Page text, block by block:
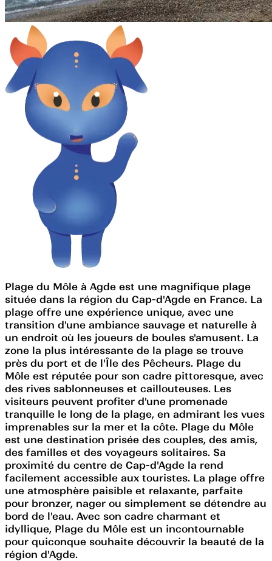
Plage du Môle à Agde est une magnifique plage
située dans la région du Cap-d'Agde en France. La
plage offre une expérience unique, avec une
transition d'une ambiance sauvage et naturelle à
un endroit où les joueurs de boules s'amusent. La
zone la plus intéressante de la plage se trouve
près du port et de l'Île des Pêcheurs. Plage du
Môle est réputée pour son cadre pittoresque, avec
des rives sablonneuses et caillouteuses. Les
visiteurs peuvent profiter d'une promenade
tranquille le long de la plage, en admirant les vues
imprenables sur la mer et la côte. Plage du Môle
est une destination prisée des couples, des amis,
des familles et des voyageurs solitaires. Sa
proximité du centre de Cap-d'Agde la rend
facilement accessible aux touristes. La plage offre
une atmosphère paisible et relaxante, parfaite
pour bronzer, nager ou simplement se détendre au
bord de l'eau. Avec son cadre charmant et
idyllique, Plage du Môle est un incontournable
pour quiconque souhaite découvrir la beauté de la
région d'Agde.